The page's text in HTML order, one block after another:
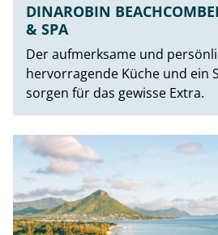
DINAROBIN
& SPA
Der aufmerksame und
hervorragende Küche und ein
sorgen für das gewisse Extra.